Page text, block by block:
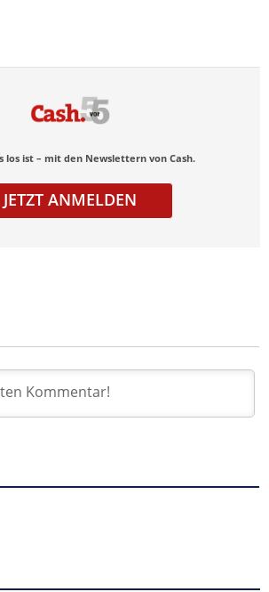
los ist – mit den Newslettern von Cash.
JETZT ANMELDEN